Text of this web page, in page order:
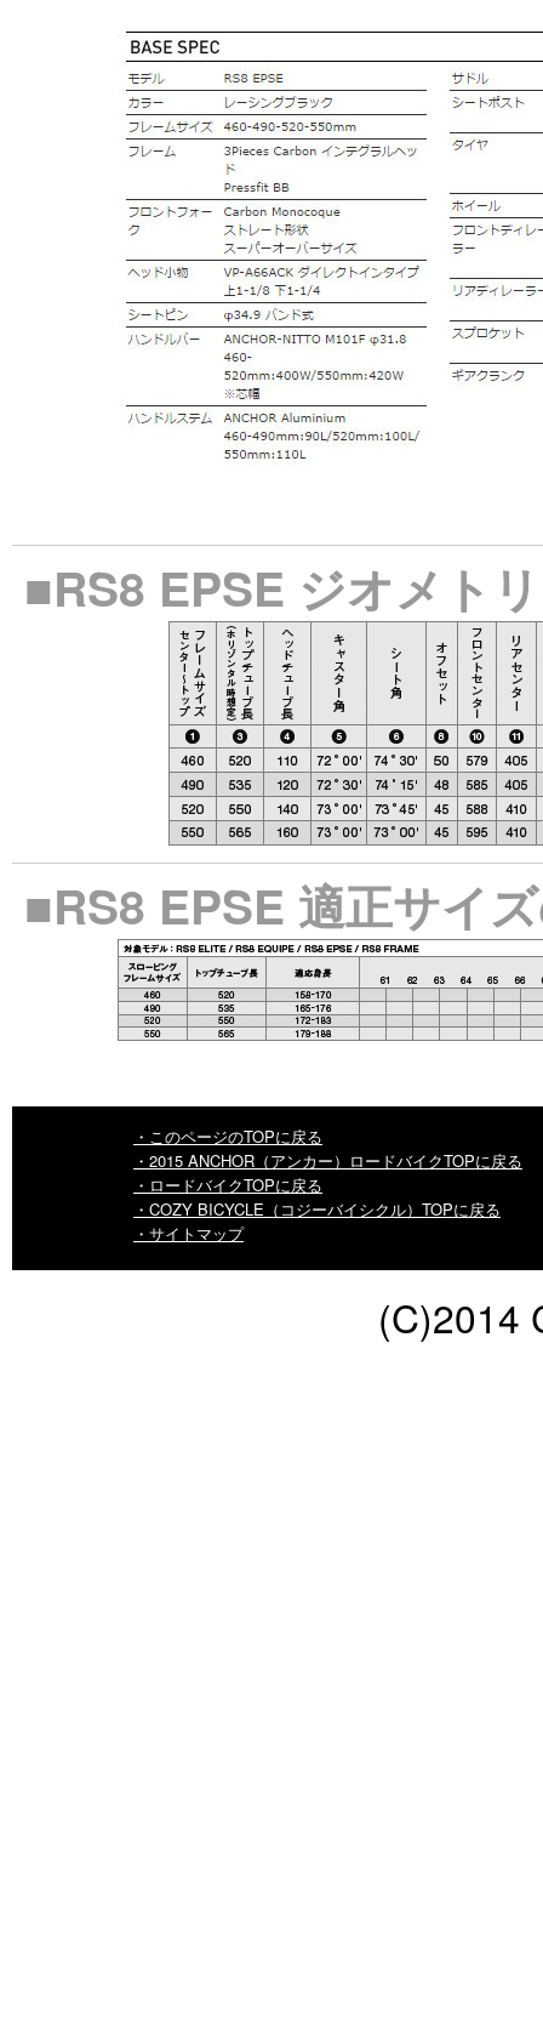
■RS8 EPSE ジオメト
■RS8 EPSE 適正サイ
・このページのTOPに戻る
・2015 ANCHOR（アンカー）ロードバイクTOPに戻る
・ロードバイクTOPに戻る
・COZY BICYCLE（コジーバイシクル）TOPに戻る
・サイトマップ
(C)2014